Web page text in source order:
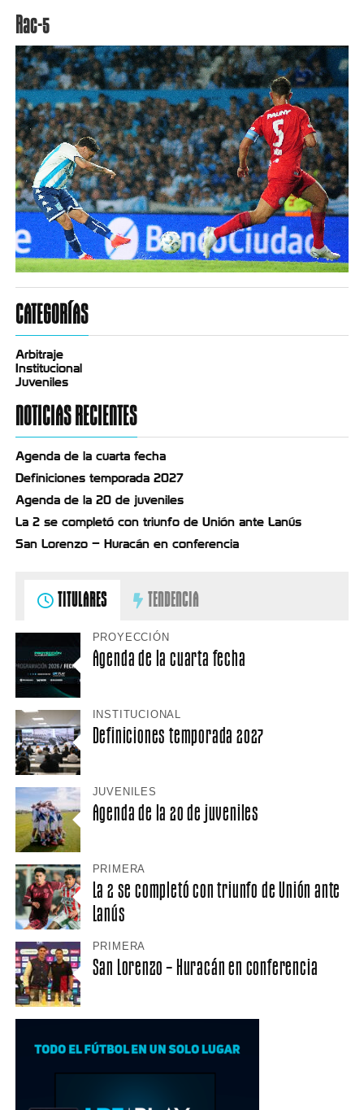
Rac-5
CATEGORÍAS
Arbitraje
Institucional
Juveniles
NOTICIAS RECIENTES
Agenda de la cuarta fecha
Definiciones temporada 2027
Agenda de la 20 de juveniles
La 2 se completó con triunfo de Unión ante Lanús
San Lorenzo – Huracán en conferencia
TITULARES TENDENCIA
PROYECCIÓN
Agenda de la cuarta fecha
INSTITUCIONAL
Definiciones temporada 2027
JUVENILES
Agenda de la 20 de juveniles
PRIMERA
La 2 se completó con triunfo de Unión ante
Lanús
PRIMERA
San Lorenzo – Huracán en conferencia